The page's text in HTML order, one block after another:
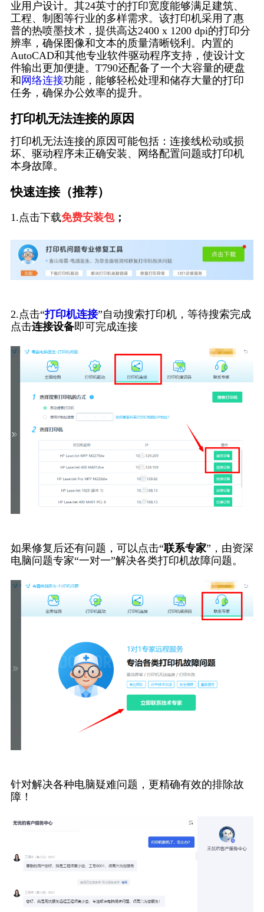
业用户设计。其24英寸的打印宽度能够满足建筑、
工程、制图等行业的多样需求。该打印机采用了惠
普的热喷墨技术，提供高达2400 x 1200 dpi的打印分
辨率，确保图像和文本的质量清晰锐利。内置的
AutoCAD和其他专业软件驱动程序支持，使设计文
件输出更加便捷。T790还配备了一个大容量的硬盘
和 网络连接功能，能够轻松处理和储存大量的打印
任务，确保办公效率的提升。
打印机无法连接的原因
打印机无法连接的原因可能包括：连接线松动或损
坏、驱动程序未正确安装、网络配置问题或打印机
本身故障。
快速连接（推荐）
1.点击下载免费安装包；
2.点击“打印机连接”自动搜索打印机，等待搜索完成
点击连接设备即可完成连接
如果修复后还有问题，可以点击“联系专家”，由资深
电脑问题专家“一对一”解决各类打印机故障问题。
针对解决各种电脑疑难问题，更精确有效的排除故
障！